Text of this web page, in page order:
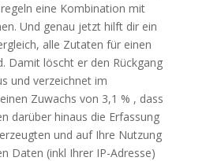
eine Kombination mit
Und genau jetzt hilft dir ein
alle Zutaten für einen
Damit löscht er den Rückgang
und verzeichnet im
Zuwachs von 3,1 % , dass
darüber hinaus die Erfassung
und auf Ihre Nutzung
Daten (inkl Ihrer IP-Adresse)